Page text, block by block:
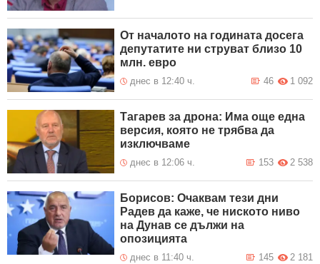
От началото на годината досега
депутатите ни струват близо 10
млн. евро
днес в 12:40 ч. 1 092
46
Тагарев за дрона: Има още една
версия, която не трябва да
изключваме
днес в 12:06 ч. 2 538
153
Борисов: Очаквам тези дни
Радев да каже, че ниското ниво
на Дунав се дължи на
опозицията
днес в 11:40 ч. 2 181
145